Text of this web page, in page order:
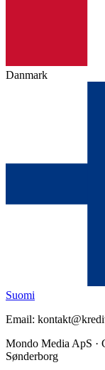
Danmark
Suomi
Email:
Mondo Media ApS ·
Sønderborg